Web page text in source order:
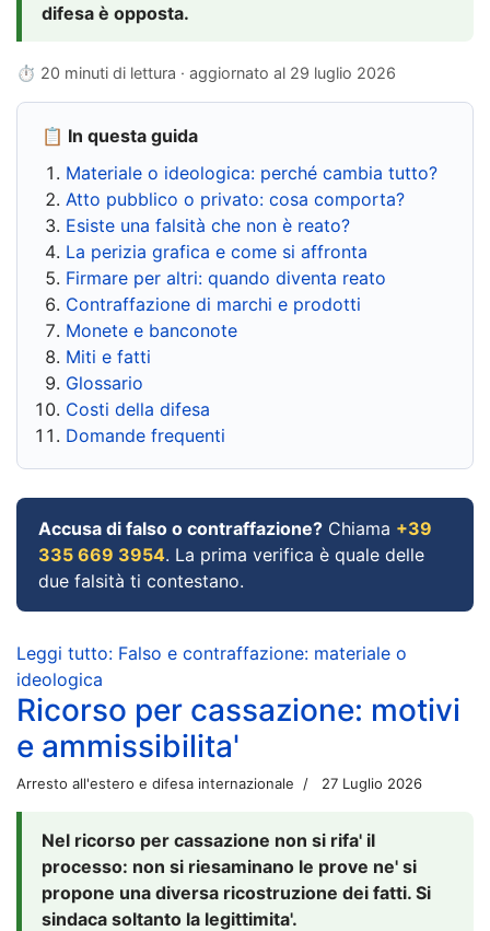
difesa è opposta.
⏱ 20 minuti di lettura · aggiornato al 29 luglio 2026
📋 In questa guida
Materiale o ideologica: perché cambia tutto?
Atto pubblico o privato: cosa comporta?
Esiste una falsità che non è reato?
La perizia grafica e come si affronta
Firmare per altri: quando diventa reato
Contraffazione di marchi e prodotti
Monete e banconote
Miti e fatti
Glossario
Costi della difesa
Domande frequenti
Accusa di falso o contraffazione? Chiama +39
335 669 3954. La prima verifica è quale delle
due falsità ti contestano.
Leggi tutto: Falso e contraffazione: materiale o
ideologica
Ricorso per cassazione: motivi
e ammissibilita'
Arresto all'estero e difesa internazionale 27 Luglio 2026
Nel ricorso per cassazione non si rifa' il
processo: non si riesaminano le prove ne' si
propone una diversa ricostruzione dei fatti. Si
sindaca soltanto la legittimita'.